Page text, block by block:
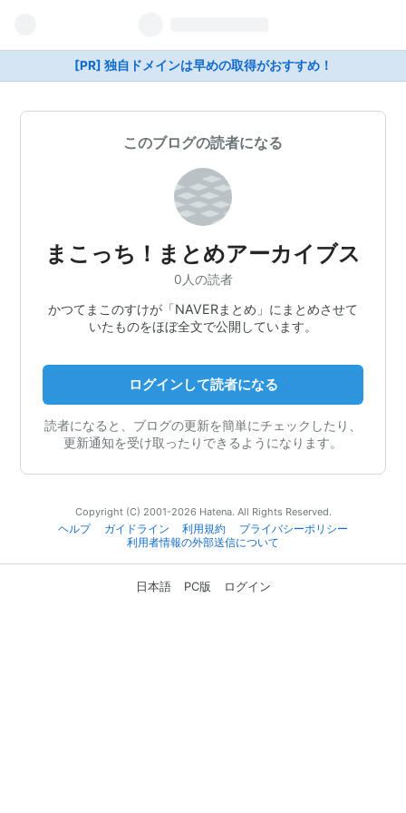
[PR] 独自ドメインは早めの取得がおすすめ！
このブログの読者になる
まこっち！まとめアーカイブス
0人の読者
かつてまこのすけが「NAVERまとめ」にまとめさせて
いたものをほぼ全文で公開しています。
ログインして読者になる
読者になると、ブログの更新を簡単にチェックしたり、
更新通知を受け取ったりできるようになります。
Copyright (C) 2001-2026 Hatena. All Rights Reserved.
ヘルプ
ガイドライン 利用規約
プライバシーポリシー
利用者情報の外部送信について
日本語 PC版 ログイン